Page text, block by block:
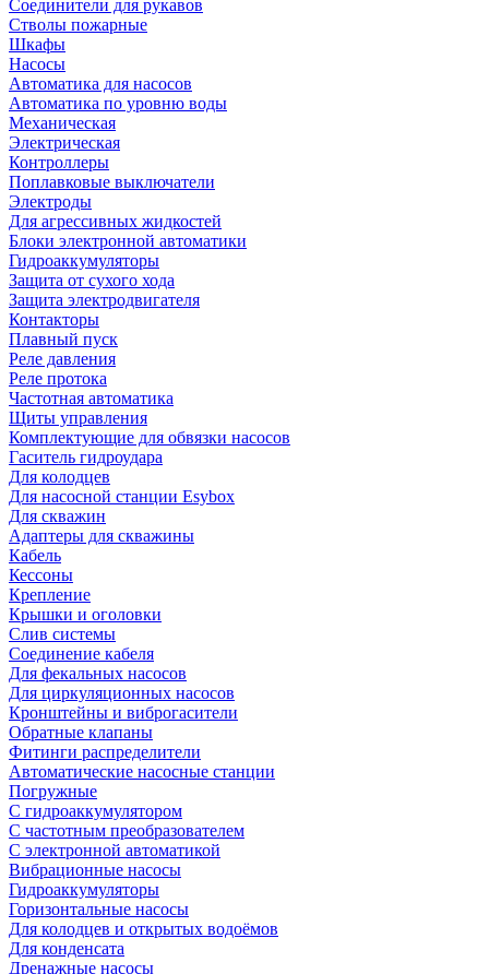
Соединители для рукавов
Стволы пожарные
Шкафы
Насосы
Автоматика для насосов
Автоматика по уровню воды
Механическая
Электрическая
Контроллеры
Поплавковые выключатели
Электроды
Для агрессивных жидкостей
Блоки электронной автоматики
Гидроаккумуляторы
Защита от сухого хода
Защита электродвигателя
Контакторы
Плавный пуск
Реле давления
Реле протока
Частотная автоматика
Щиты управления
Комплектующие для обвязки насосов
Гаситель гидроудара
Для колодцев
Для насосной станции Esybox
Для скважин
Адаптеры для скважины
Кабель
Кессоны
Крепление
Крышки и оголовки
Слив системы
Соединение кабеля
Для фекальных насосов
Для циркуляционных насосов
Кронштейны и виброгасители
Обратные клапаны
Фитинги распределители
Автоматические насосные станции
Погружные
С гидроаккумулятором
С частотным преобразователем
С электронной автоматикой
Вибрационные насосы
Гидроаккумуляторы
Горизонтальные насосы
Для колодцев и открытых водоёмов
Для конденсата
Дренажные насосы